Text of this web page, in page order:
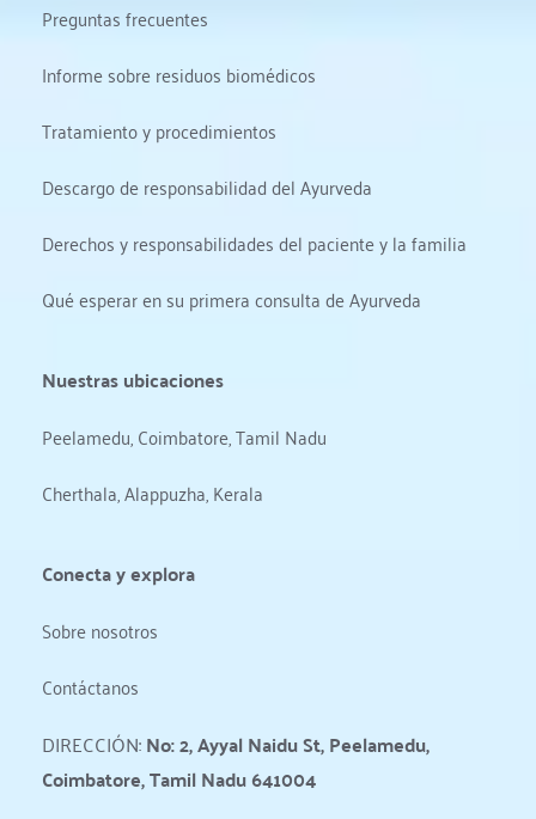
Preguntas frecuentes
Informe sobre residuos biomédicos
Tratamiento y procedimientos
Descargo de responsabilidad del Ayurveda
Derechos y responsabilidades del paciente y la familia
Qué esperar en su primera consulta de Ayurveda
Nuestras ubicaciones
Peelamedu, Coimbatore, Tamil Nadu
Cherthala, Alappuzha, Kerala
Conecta y explora
Sobre nosotros
Contáctanos
DIRECCIÓN: No: 2, Ayyal Naidu St, Peelamedu,
Coimbatore, Tamil Nadu 641004